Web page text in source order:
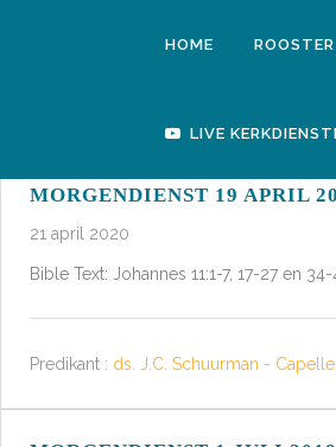
HOME
LIVE
MORGENDIENST 19 APRIL
21 april 2020
Bible Text: Johannes 11:1-7, 17-27 en
Predikant : ds. J.C. Schuurman -